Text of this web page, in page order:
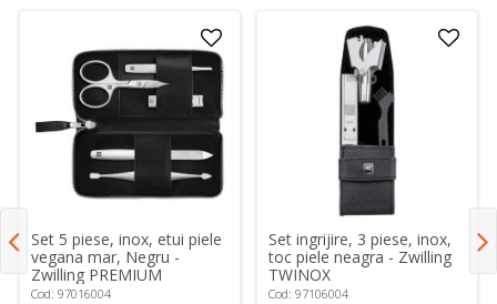
Set 5 piese, inox, etui piele
vegana mar, Negru -
Zwilling PREMIUM
Cod: 97016004
Set ingrijire, 3 piese, inox,
toc piele neagra - Zwilling
TWINOX
Cod: 97106004